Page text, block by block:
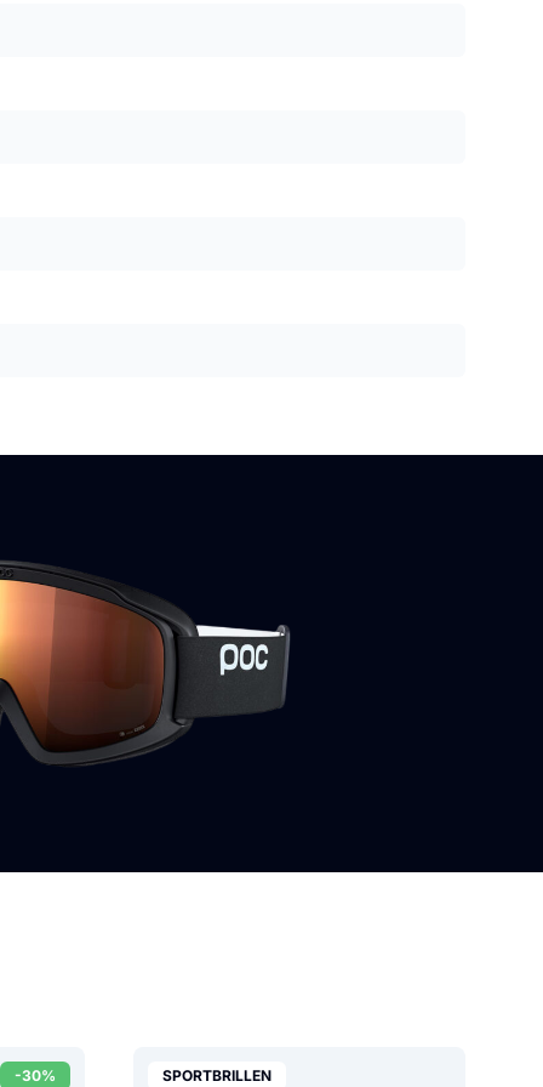
-30% SPORTBRILLEN